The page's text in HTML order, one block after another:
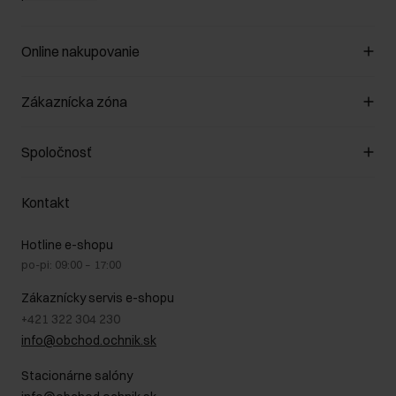
Online nakupovanie
Spravovať súbory cookie
Spôsob platby
Vrátenie
Zákaznícka zóna
Zákazníky klub
Pravidlá propagácie
Starostlivosť o kožu
Bezpečné nakupovanie
Blog
Najčastejšie kladené otázky (FAQ)
Spoločnosť
O nás
GDPR - Zásady ochrany osobných údajov
Právne informácie
Kontakt
Hotline e-shopu
po-pi: 09:00 – 17:00
Zákaznícky servis e-shopu
+421 322 304 230
info@obchod.ochnik.sk
Stacionárne salóny